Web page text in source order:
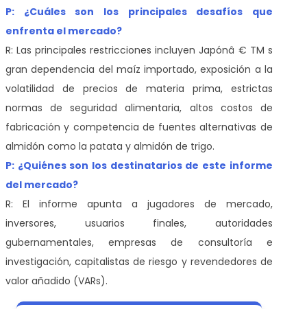
P: ¿Cuáles son los principales desafíos que
enfrenta el mercado?
R: Las principales restricciones incluyen Japónâ € TM s
gran dependencia del maíz importado, exposición a la
volatilidad de precios de materia prima, estrictas
normas de seguridad alimentaria, altos costos de
fabricación y competencia de fuentes alternativas de
almidón como la patata y almidón de trigo.
P: ¿Quiénes son los destinatarios de este informe
del mercado?
R: El informe apunta a jugadores de mercado,
inversores, usuarios finales, autoridades
gubernamentales, empresas de consultoría e
investigación, capitalistas de riesgo y revendedores de
valor añadido (VARs).